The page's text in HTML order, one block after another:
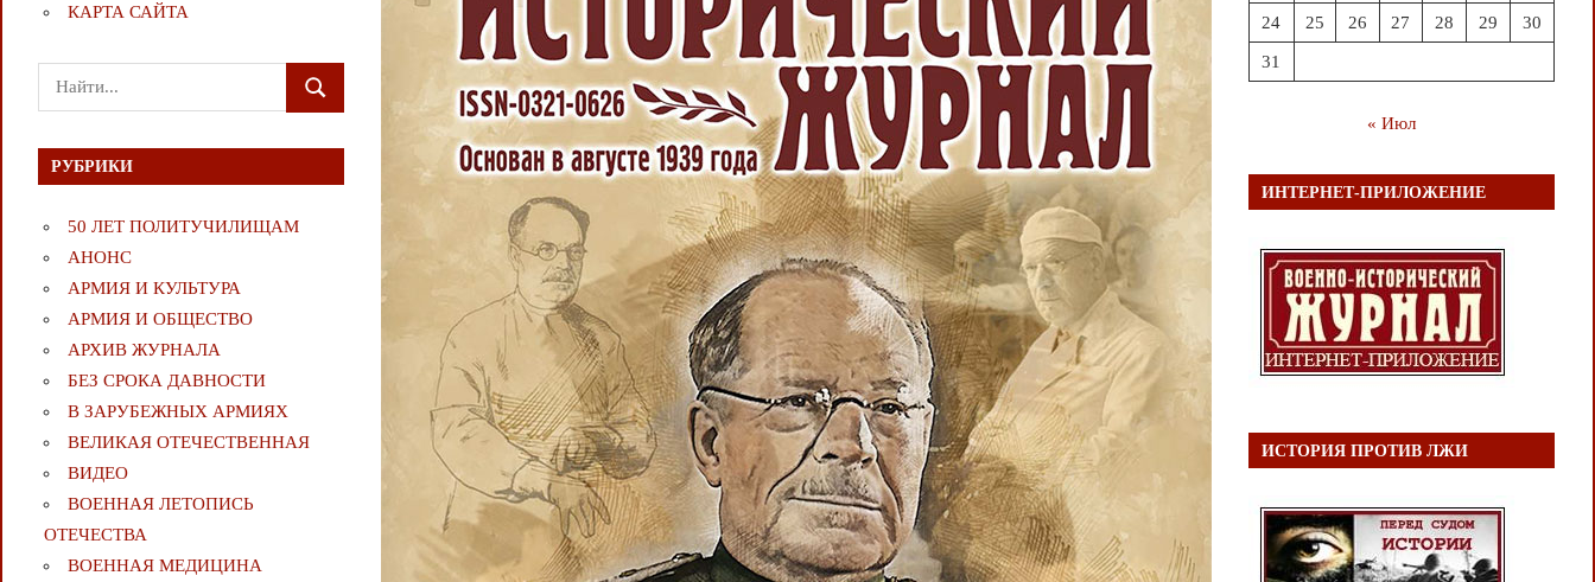
КАРТА САЙТА
Поиск
для:
ПОИСК
РУБРИКИ
50 ЛЕТ ПОЛИТУЧИЛИЩАМ
АНОНС
АРМИЯ И КУЛЬТУРА
АРМИЯ И ОБЩЕСТВО
АРХИВ ЖУРНАЛА
БЕЗ СРОКА ДАВНОСТИ
В ЗАРУБЕЖНЫХ АРМИЯХ
ВЕЛИКАЯ ОТЕЧЕСТВЕННАЯ
ВИДЕО
ВОЕННАЯ ЛЕТОПИСЬ
ОТЕЧЕСТВА
ВОЕННАЯ МЕДИЦИНА
24 25 26 27 28 29 30
31
« Июл
ИНТЕРНЕТ-ПРИЛОЖЕНИЕ
ИСТОРИЯ ПРОТИВ ЛЖИ